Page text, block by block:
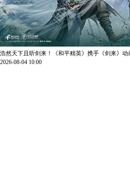
浩然天下且听剑来！《和平精英》携手《剑来》动
2026-08-04 10:00